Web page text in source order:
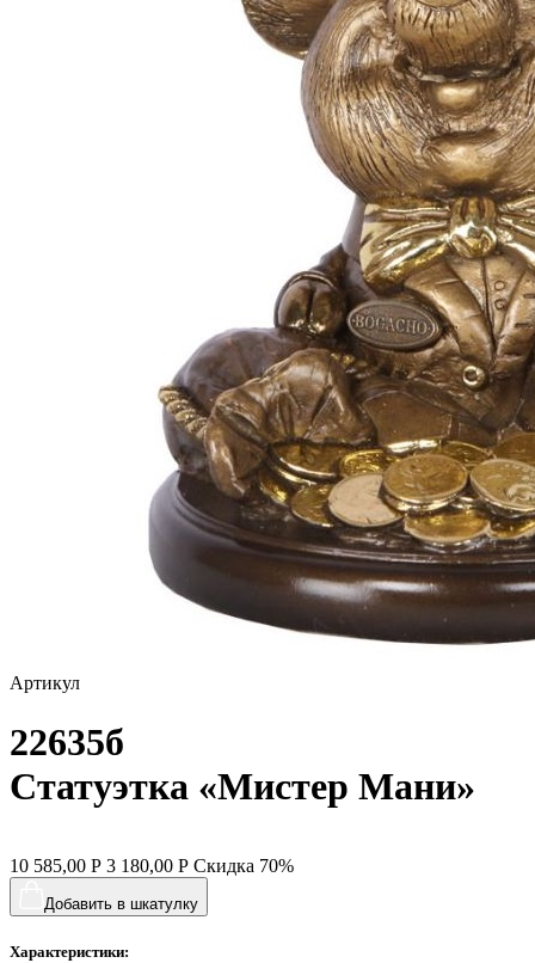
Артикул
22635б
Статуэтка «Мистер Мани»
10 585,00 Р 3 180,00 Р Скидка 70%
Добавить в шкатулку
Характеристики: